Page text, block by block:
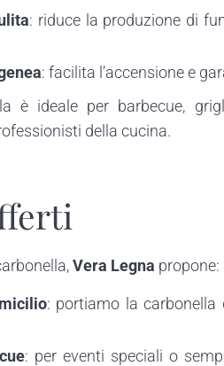
: riduce la produzione di
: facilita l’accensione e
è ideale per barbecue,
della cucina.
Vera Legna propone:
: portiamo la
: per eventi speciali o